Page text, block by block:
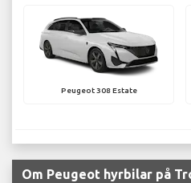
Peugeot 308 Estate
Om Peugeot hyrbilar på